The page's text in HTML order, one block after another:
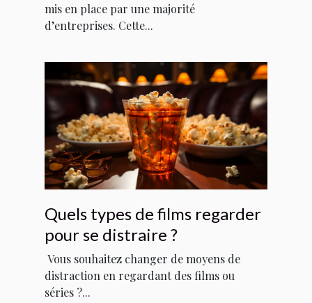
mis en place par une majorité
d’entreprises. Cette...
Quels types de films regarder
pour se distraire ?
Vous souhaitez changer de moyens de
distraction en regardant des films ou
séries ?...